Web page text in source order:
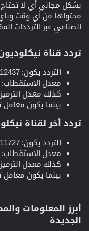
بشكل مجاني أي لا تحتاج
محتواها من أي وقت
الصناعي عبر الترددات
تردد قناة
التردد يكون: 12437.
معدل الاستقطاب: 27500.
كذلك معدل
بينما يكون معامل
تردد أخر لقناة
التردد يكون: 11727.
معدل الاستقطاب: 30000.
كذلك معدل
بينما يكون معامل
أبرز المعلومات
الجديدة​